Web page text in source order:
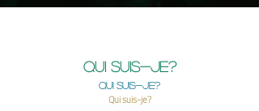
Qui suis-je?
Qui suis-je?
Qui suis-je?